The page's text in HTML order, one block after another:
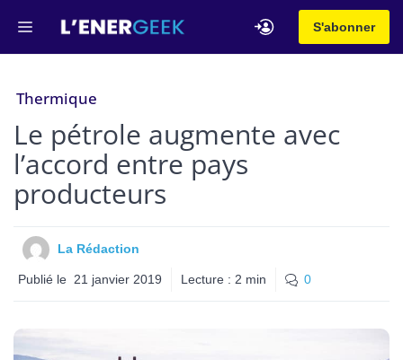
contenu
S'abonner
Menu
Thermique
Le pétrole augmente avec
l’accord entre pays
producteurs
La Rédaction
Publié le 21 janvier 2019 Lecture : 2 min 0